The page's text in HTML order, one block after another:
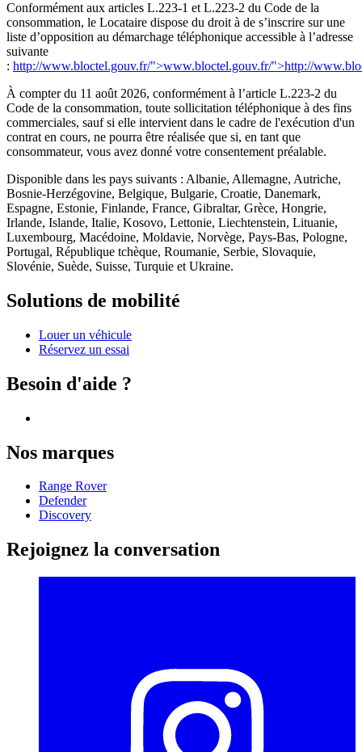
Conformément aux articles L.223-1 et L.223-2 du Code de la
consommation, le Locataire dispose du droit à de s’inscrire sur une
liste d’opposition au démarchage téléphonique accessible à l’adresse
suivante
: http://www.bloctel.gouv.fr/">www.bloctel.gouv.fr/">http://
À compter du 11 août 2026, conformément à l’article L.223-2 du
Code de la consommation, toute sollicitation téléphonique à des fins
commerciales, sauf si elle intervient dans le cadre de l'exécution d'un
contrat en cours, ne pourra être réalisée que si, en tant que
consommateur, vous avez donné votre consentement préalable.
Disponible dans les pays suivants : Albanie, Allemagne, Autriche,
Bosnie-Herzégovine, Belgique, Bulgarie, Croatie, Danemark,
Espagne, Estonie, Finlande, France, Gibraltar, Grèce, Hongrie,
Irlande, Islande, Italie, Kosovo, Lettonie, Liechtenstein, Lituanie,
Luxembourg, Macédoine, Moldavie, Norvège, Pays-Bas, Pologne,
Portugal, République tchèque, Roumanie, Serbie, Slovaquie,
Slovénie, Suède, Suisse, Turquie et Ukraine.
Solutions de mobilité
Louer un véhicule
Réservez un essai
Besoin d'aide ?
Nos marques
Range Rover
Defender
Discovery
Rejoignez la conversation